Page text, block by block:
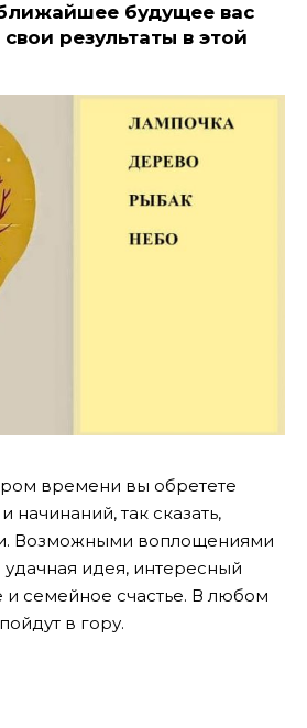
будущее вас
результаты в этой
времени вы обретете
начинаний, так сказать,
Возможными воплощениями
удачная идея, интересный
и семейное счастье. В любом
в гору.